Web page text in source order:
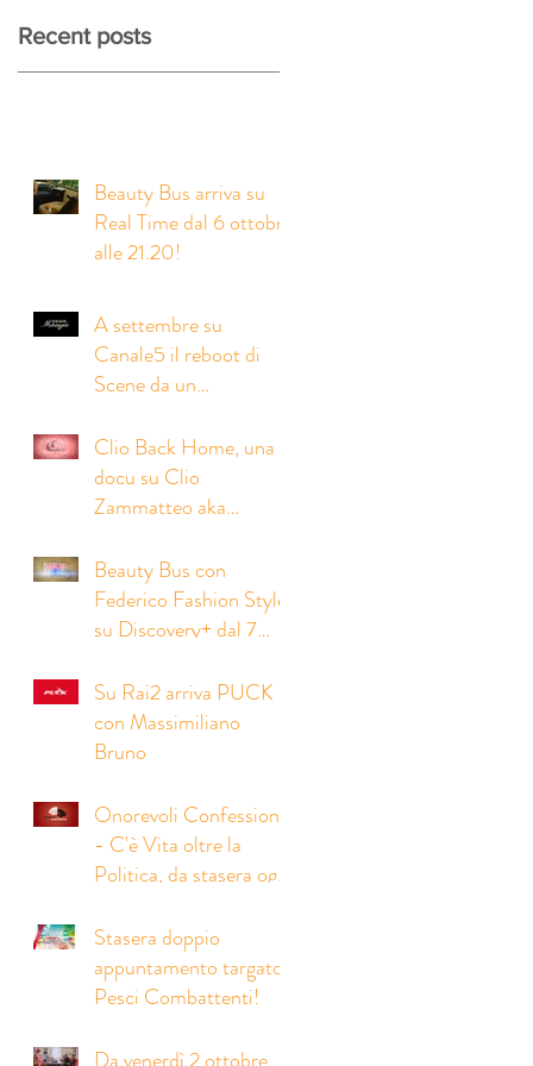
Recent posts
Beauty Bus arriva su
Real Time dal 6 ottobre
alle 21.20!
A settembre su
Canale5 il reboot di
Scene da un
Tatangelo!
Clio Back Home, una
docu su Clio
Zammatteo aka
su Discovery+ dal 3
settembre!
Beauty Bus con
Federico Fashion Style
su Discovery+ dal 7
Su Rai2 arriva PUCK
con Massimiliano
Bruno
Onorevoli Confessioni
- C'è Vita oltre la
Politica, da stasera ogni
Rai2!
Stasera doppio
appuntamento targato
Pesci Combattenti!
Da venerdì 2 ottobre